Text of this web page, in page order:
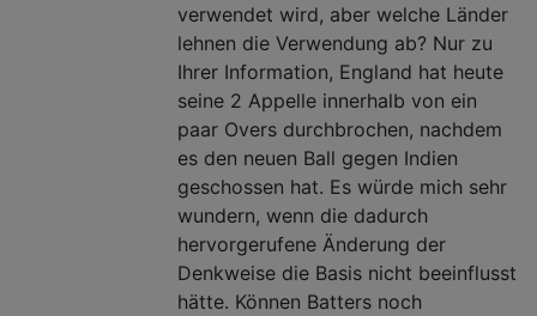
verwendet wird, aber welche Länder
lehnen die Verwendung ab? Nur zu
Ihrer Information, England hat heute
seine 2 Appelle innerhalb von ein
paar Overs durchbrochen, nachdem
es den neuen Ball gegen Indien
geschossen hat. Es würde mich sehr
wundern, wenn die dadurch
hervorgerufene Änderung der
Denkweise die Basis nicht beeinflusst
hätte. Können Batters noch